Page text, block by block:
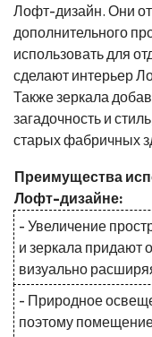
Лофт-дизайн. Они
дополнительного
использовать для
сделают интерьер
Также зеркала
загадочность и
старых фабричных
Преимущества
Лофт-дизайне:
- Увеличение
и зеркала придают
визуально
- Природное
поэтому